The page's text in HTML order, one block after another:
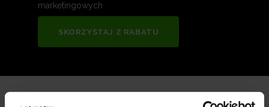
marketingowych
SKORZYSTAJ Z RABATU